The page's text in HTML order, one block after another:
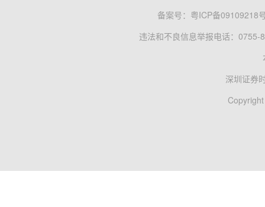
备案号： 粤ICP备09109218
违法和不良信息举报电话：0755-
深圳证券